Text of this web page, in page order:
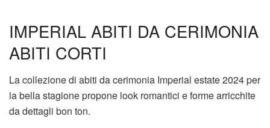
IMPERIAL ABITI DA CERIMONIA
ABITI CORTI
La collezione di abiti da cerimonia Imperial estate 2024 per
la bella stagione propone look romantici e forme arricchite
da dettagli bon ton.